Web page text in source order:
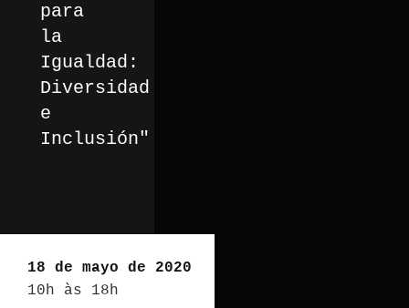
para
la
Igualdad:
Diversidad
e
Inclusión"
18 de mayo de 2020
10h às 18h